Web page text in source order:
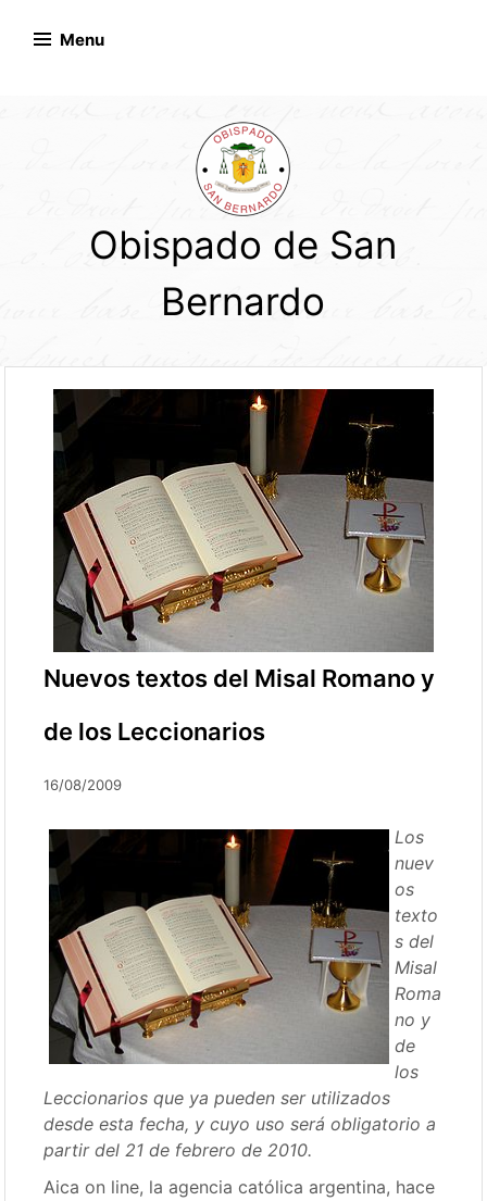
Menu
Obispado de San
Bernardo
Nuevos textos del Misal Romano y
de los Leccionarios
16/08/2009
Los
nuev
os
texto
s del
Misal
Roma
no y
de
los
Leccionarios que ya pueden ser utilizados
desde esta fecha, y cuyo uso será obligatorio a
partir del 21 de febrero de 2010.
Aica on line, la agencia católica argentina, hace